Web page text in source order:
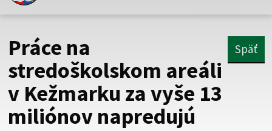
Toto je oficiálna webová stránka Prešovského
Táto stránka je zabezpečená
Buďte pozorní a vždy sa uistite, že zdieľate informácie iba
cez zabezpečenú webovú stránku. Zabezpečená stránka
vždy začína https:// pred názvom domény webového sídla.
Práce na
stredoškolskom areáli
v Kežmarku za vyše 13
miliónov napredujú
Späť